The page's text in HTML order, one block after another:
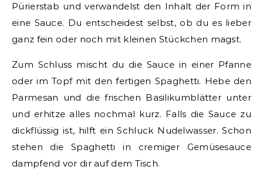
Pürierstab und verwandelst den Inhalt der Form in
eine Sauce. Du entscheidest selbst, ob du es lieber
ganz fein oder noch mit kleinen Stückchen magst.
Zum Schluss mischt du die Sauce in einer Pfanne
oder im Topf mit den fertigen Spaghetti. Hebe den
Parmesan und die frischen Basilikumblätter unter
und erhitze alles nochmal kurz. Falls die Sauce zu
dickflüssig ist, hilft ein Schluck Nudelwasser. Schon
stehen die Spaghetti in cremiger Gemüsesauce
dampfend vor dir auf dem Tisch.